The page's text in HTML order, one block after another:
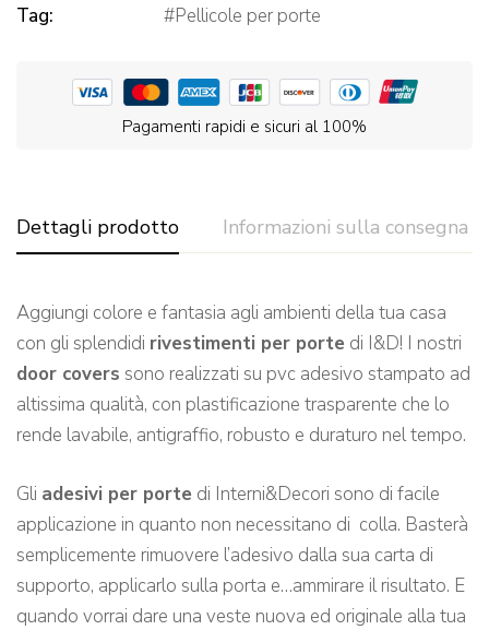
Tag:
Pellicole per porte
Pagamenti rapidi e sicuri al 100%
Dettagli prodotto Informazioni sulla consegna
Aggiungi colore e fantasia agli ambienti della tua casa
con gli splendidi rivestimenti per porte di I&D! I nostri
door covers sono realizzati su pvc adesivo stampato ad
altissima qualità, con plastificazione trasparente che lo
rende lavabile, antigraffio, robusto e duraturo nel tempo.
Gli adesivi per porte di Interni&Decori sono di facile
applicazione in quanto non necessitano di colla. Basterà
semplicemente rimuovere l’adesivo dalla sua carta di
supporto, applicarlo sulla porta e…ammirare il risultato. E
quando vorrai dare una veste nuova ed originale alla tua